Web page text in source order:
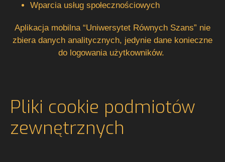
Wparcia usług społecznościowych
Aplikacja mobilna “Uniwersytet Równych Szans” nie
zbiera danych analitycznych, jedynie dane konieczne
do logowania użytkowników.
Pliki cookie podmiotów
zewnętrznych